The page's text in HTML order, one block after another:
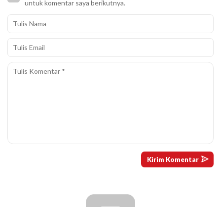
untuk komentar saya berikutnya.